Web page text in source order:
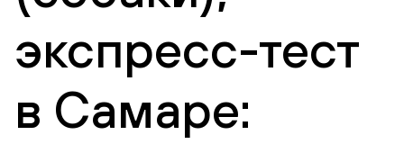
экспресс-тест
в Самаре: